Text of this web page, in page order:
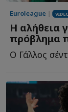
Euroleague |
Η αλήθεια
πρόβλημα